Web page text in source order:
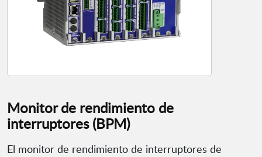
Monitor de rendimiento de
interruptores (BPM)
El monitor de rendimiento de interruptores de